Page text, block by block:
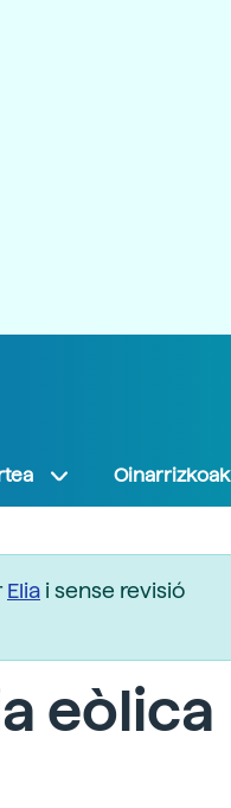
Oinarrizkoak
Elia i sense revisió
eòlica